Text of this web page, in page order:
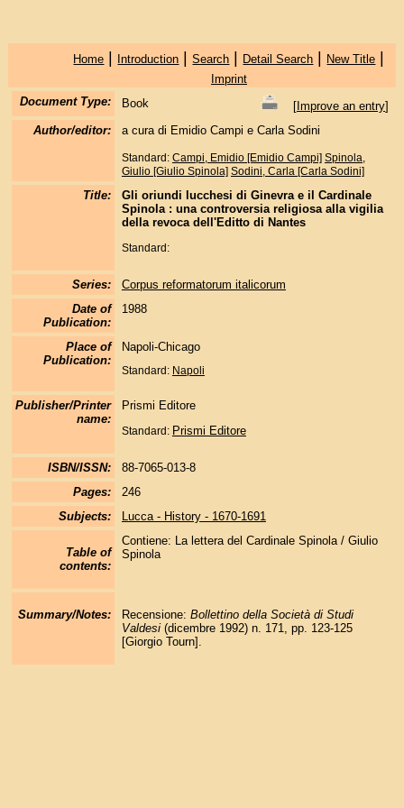
Home | Introduction |Search | Detail Search | New Title |
Imprint
Document Type:
Book [Improve an entry]
Author/editor:
a cura di Emidio Campi e Carla Sodini
Standard: Campi, Emidio [Emidio Campi] Spinola,
Giulio [Giulio Spinola] Sodini, Carla [Carla Sodini]
Title:
Gli oriundi lucchesi di Ginevra e il Cardinale
Spinola : una controversia religiosa alla vigilia
della revoca dell'Editto di Nantes
Standard:
Series:
Corpus reformatorum italicorum
Date of
Publication:
1988
Place of
Publication:
Napoli-Chicago
Standard: Napoli
Publisher/Printer
name:
Prismi Editore
Standard: Prismi Editore
ISBN/ISSN:
88-7065-013-8
Pages:
246
Subjects:
Lucca - History - 1670-1691
Table of
contents:
Contiene: La lettera del Cardinale Spinola / Giulio
Spinola
Summary/Notes: Recensione: Bollettino della Società di Studi
Valdesi(dicembre 1992) n. 171, pp. 123-125
[Giorgio Tourn].